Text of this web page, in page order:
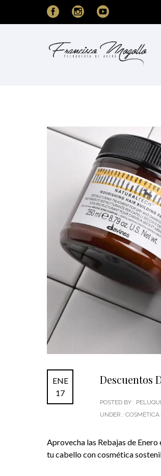
ENE
17
Descuentos
POSTED BY :
UNDER : COSMÉTICA
Aprovecha las Rebajas de
tu cabello con cosmética